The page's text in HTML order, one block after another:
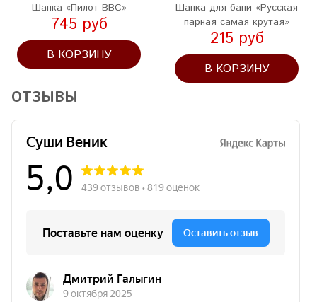
Шапка «Пилот ВВС»
745 руб
В КОРЗИНУ
Шапка для бани «Русская
парная самая крутая»
215 руб
В КОРЗИНУ
ОТЗЫВЫ